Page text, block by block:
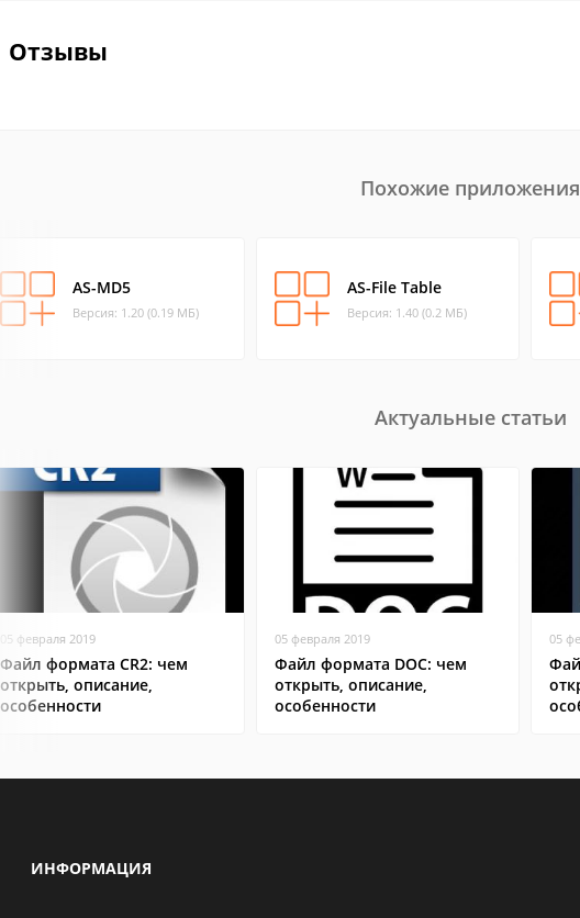
Отзывы
Похожие приложения
AS-MD5
Версия: 1.20 (0.19 МБ)
AS-File Table
Версия: 1.40 (0.2 МБ)
Актуальные статьи
05 февраля 2019
Файл формата CR2: чем
открыть, описание,
особенности
05 февраля 2019
Файл формата DOC: чем
открыть, описание,
особенности
05
ИНФОРМАЦИЯ